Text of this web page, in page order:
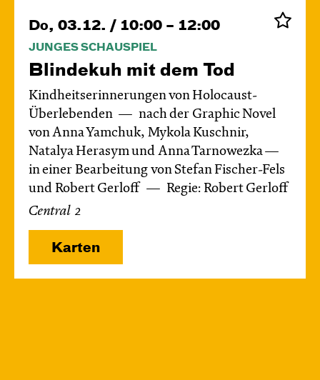
Do, 03.12. / 10:00 – 12:00
JUNGES SCHAUSPIEL
Blinde­kuh mit dem Tod
Kindheitserinnerungen von Holocaust-
Überlebenden
nach der Graphic Novel
von Anna Yamchuk, Mykola Kuschnir,
Natalya Herasym und Anna Tarnowezka —
in einer Bearbeitung von Stefan Fischer-Fels
und Robert Gerloff
Regie: Robert Gerloff
Central 2
Karten